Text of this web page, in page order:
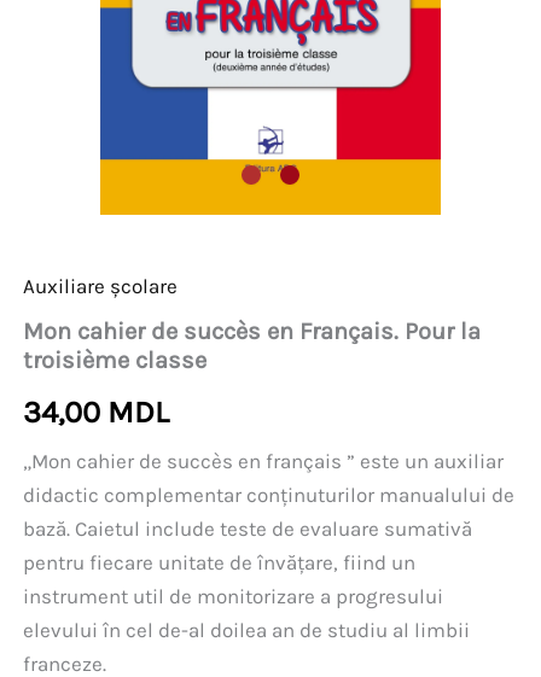
Auxiliare școlare
Mon cahier de succès en Français. Pour la
troisième classe
34,00 MDL
„Mon cahier de succès en français ” este un auxiliar
didactic complementar conținuturilor manualului de
bază. Caietul include teste de evaluare sumativă
pentru fiecare unitate de învățare, fiind un
instrument util de monitorizare a progresului
elevului în cel de-al doilea an de studiu al limbii
franceze.